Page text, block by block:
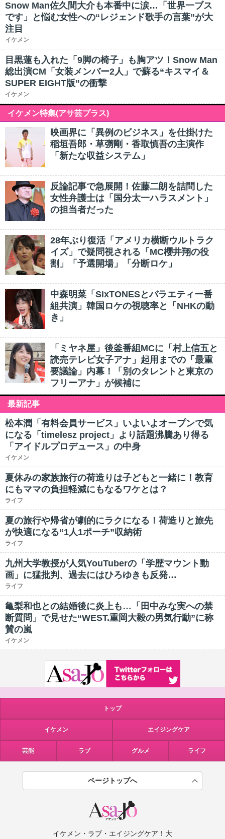
Snow Man佐久間大介も本番中に涙…「世界一ブス
です」と悩む女性への“レジェンド歌手の言葉”が大
注目
イケメン
目黒蓮も入れた「9脚の椅子」も胸アツ！Snow Man
総出演CM「女装メンバー2人」で蘇る“キスマイ＆
SUPER EIGHT版”の衝撃
イケメン
イケメン特集(アサ芸プラス)
映画界に「異例のビジネス」を仕掛けた
稲垣吾郎・草彅剛・香取慎吾の主演作
「新たな収益システム」
反論記事で急展開！佐藤二朗を詰問した
女性弁護士は「国分太一ハラスメント」
の担当者だった
28年ぶり復活「アメリカ横断ウルトラク
イズ」で疑問視される「MC櫻井翔の役
割」「予選開場」「分断ロケ」
中森明菜「SixTONESとバラエティー番
組共演」韓国ロケの視聴率と「NHKの動
き」
「ミヤネ屋」後釜番組MCに「村上信五と
読売テレビ女子アナ」起用までの「最重
要議論」内幕！「別のタレントと東京の
フリーアナ」が候補に
最新記事
松本潤「有料会員サービス」いよいよオープンで気
になる「timelesz project」より話題沸騰あり得る
「アイドルプロデュース」の中身
イケメン
夏休みの家族旅行の荷造りは子どもと一緒に！教育
にもママの負担軽減にもなるワケとは？
ライフ
夏の旅行や帰省が劇的にラクになる！荷造りと旅先
が快適になる“1人1ポーチ”収納術
ライフ
九州大学教授が人気YouTuberの「学歴マウント動
画」に猛批判、過去にはひろゆきも反発…
ライフ
亀梨和也との結婚後に炎上も…「田中みな実への禁
断質問」で見せた“WEST.重岡大毅の男気行動”に称
賛の嵐
イケメン
トップ
イケメン エイジングケア
芸能 ラブ グルメ ライフ
ページトップへ
イケメン・ラブ・エイジングケア！大